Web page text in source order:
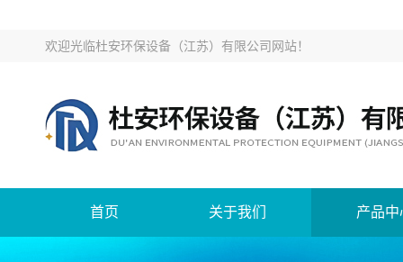
欢迎光临杜安环保设备（江苏）有限公司网站！
首页 关于我们 产品中